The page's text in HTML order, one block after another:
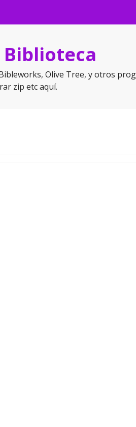
Biblioteca
Olive Tree, y otros
zip etc aquí.